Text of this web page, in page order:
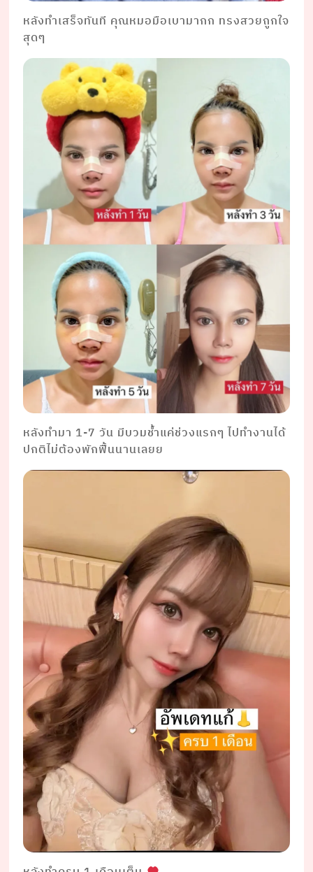
หลังทำเสร็จทันที คุณหมอมือเบามากก ทรงสวยถูกใจ
สุดๆ
หลังทำมา 1-7 วัน มีบวมช้ำแค่ช่วงแรกๆ ไปทำงานได้
ปกติไม่ต้องพักฟื้นนานเลยย